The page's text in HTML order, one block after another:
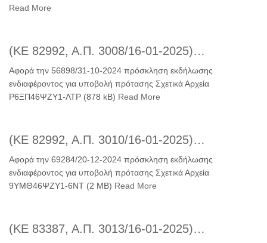
Read More
(ΚΕ 82992, Α.Π. 3008/16-01-2025)…
Αφορά την 56898/31-10-2024 πρόσκληση εκδήλωσης
ενδιαφέροντος για υποβολή πρότασης Σχετικά Αρχεία
Ρ6ΞΠ46ΨΖΥ1-ΛΤΡ (878 kB) Read More
(ΚΕ 82992, Α.Π. 3010/16-01-2025)…
Αφορά την 69284/20-12-2024 πρόσκληση εκδήλωσης
ενδιαφέροντος για υποβολή πρότασης Σχετικά Αρχεία
9ΥΜΘ46ΨΖΥ1-6ΝΤ (2 MB) Read More
(ΚΕ 83387, Α.Π. 3013/16-01-2025)…